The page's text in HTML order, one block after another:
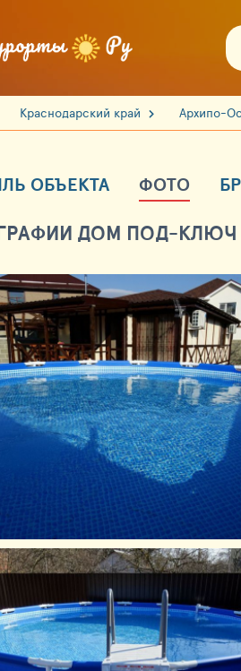
Краснодарский край Архипо-
ОБЪЕКТА ФОТО
ДОМ ПОД-КЛЮЧ